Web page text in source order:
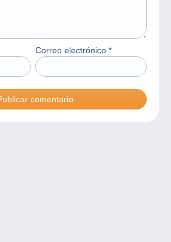
Correo electrónico *